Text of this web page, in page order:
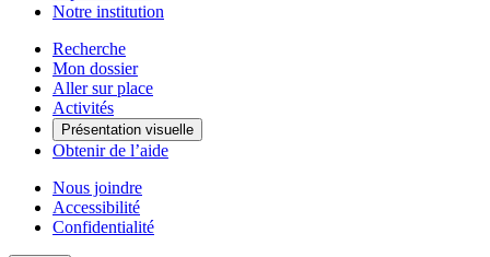
Notre institution
Recherche
Mon dossier
Aller sur place
Activités
Présentation visuelle
Obtenir de l’aide
Nous joindre
Accessibilité
Confidentialité